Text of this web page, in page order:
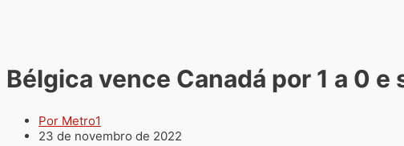
Bélgica vence Canadá por 1 a 0
Por Metro1
23 de novembro de 2022